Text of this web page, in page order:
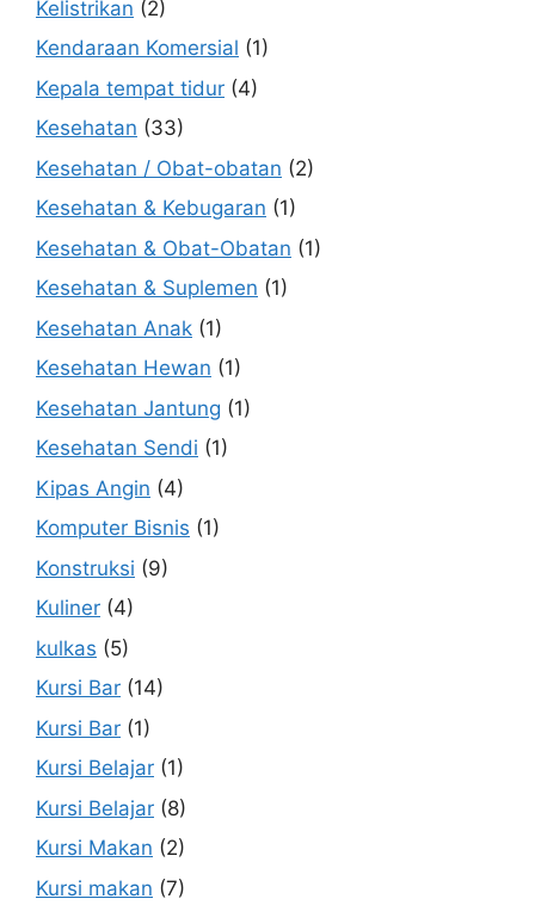
Kelistrikan (2)
Kendaraan Komersial (1)
Kepala tempat tidur (4)
Kesehatan (33)
Kesehatan / Obat-obatan (2)
Kesehatan & Kebugaran (1)
Kesehatan & Obat-Obatan (1)
Kesehatan & Suplemen (1)
Kesehatan Anak (1)
Kesehatan Hewan (1)
Kesehatan Jantung (1)
Kesehatan Sendi (1)
Kipas Angin (4)
Komputer Bisnis (1)
Konstruksi (9)
Kuliner (4)
kulkas (5)
Kursi Bar (14)
Kursi Bar (1)
Kursi Belajar (1)
Kursi Belajar (8)
Kursi Makan (2)
Kursi makan (7)